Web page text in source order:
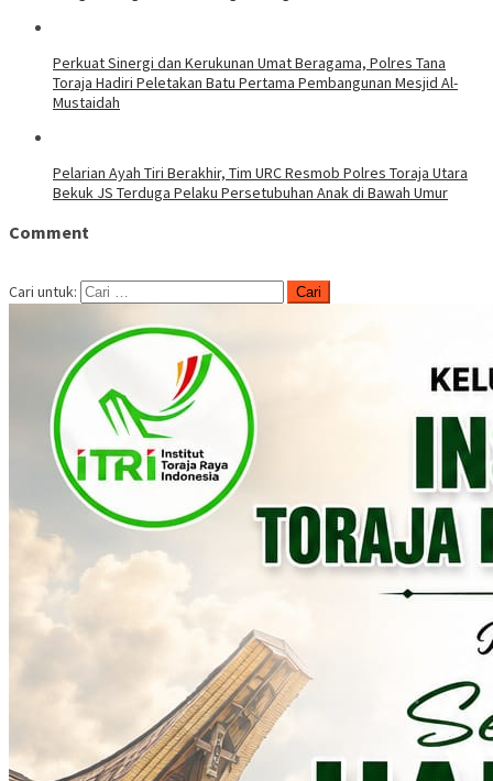
Perkuat Sinergi dan Kerukunan Umat Beragama, Polres Tana
Toraja Hadiri Peletakan Batu Pertama Pembangunan Mesjid Al-
Mustaidah
Pelarian Ayah Tiri Berakhir, Tim URC Resmob Polres Toraja Utara
Bekuk JS Terduga Pelaku Persetubuhan Anak di Bawah Umur
Comment
Cari untuk: